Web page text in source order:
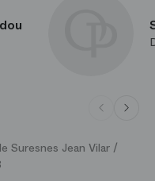
Suresnes Jean Vilar /